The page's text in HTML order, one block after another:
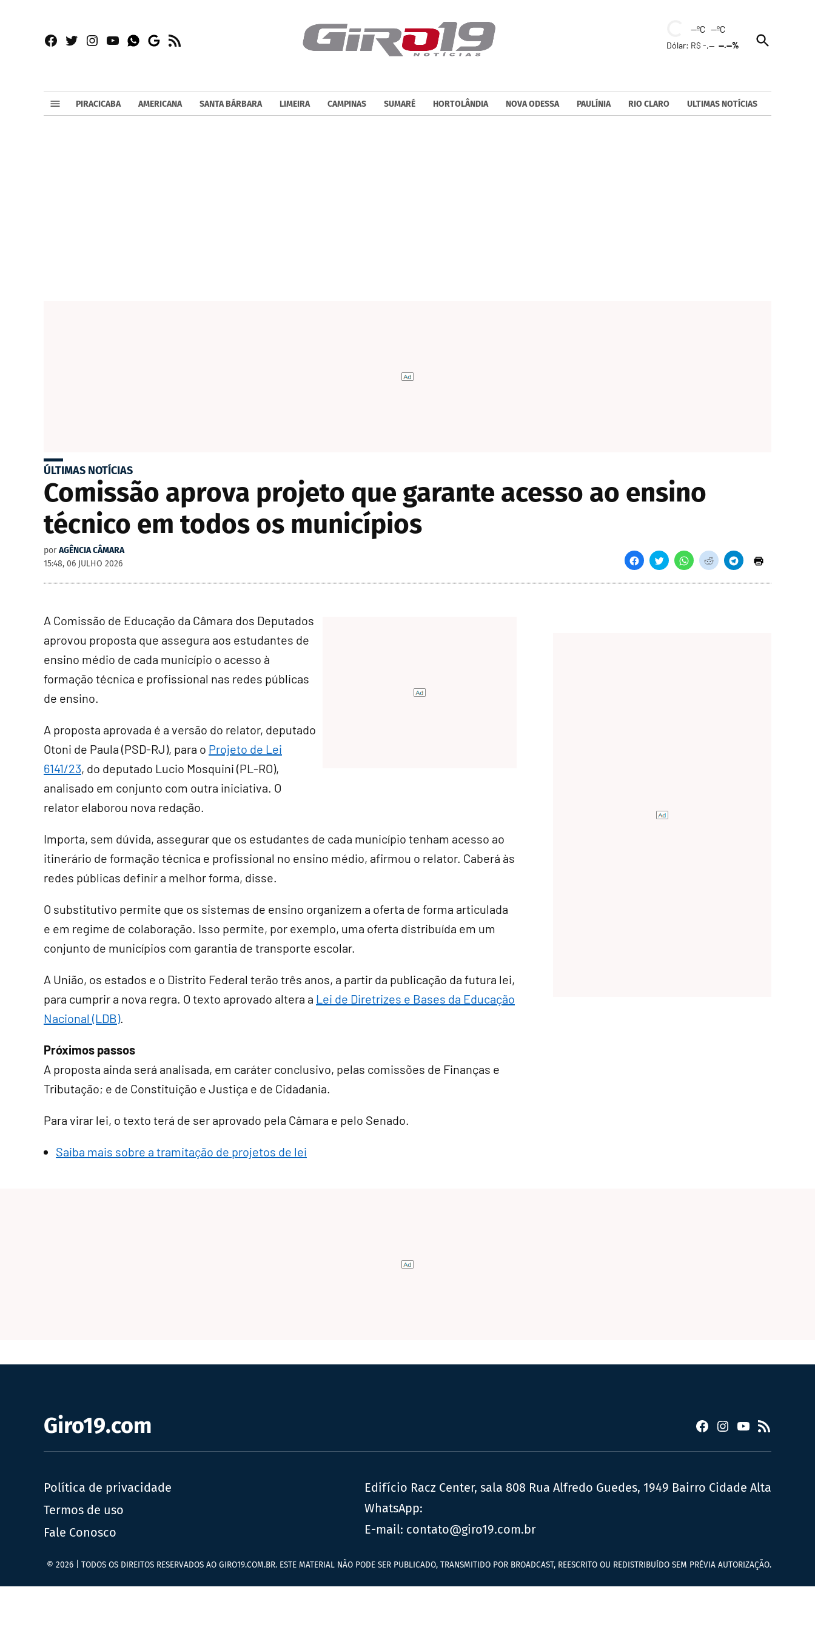
Facebook
TwitterInstagram
YouTubeWhatsapp
Google
RSS
--ºC --ºC
Dólar: R$ -,----.--%
Open
Search
PIRACICABA AMERICANA SANTA BÁRBARA LIMEIRA CAMPINAS SUMARÉ HORTOLÂNDIA NOVA ODESSA PAULÍNIA RIO CLARO ULTIMAS NOTÍCIAS
ÚLTIMAS NOTÍCIAS
Comissão aprova projeto que garante acesso ao ensino
técnico em todos os municípios
por AGÊNCIA CÂMARA
15:48, 06 JULHO 2026
A Comissão de Educação da Câmara dos Deputados
aprovou proposta que assegura aos estudantes de
ensino médio de cada município o acesso à
formação técnica e profissional nas redes públicas
de ensino.
A proposta aprovada é a versão do relator, deputado
Otoni de Paula (PSD-RJ), para o Projeto de Lei
6141/23, do deputado Lucio Mosquini (PL-RO),
analisado em conjunto com outra iniciativa. O
relator elaborou nova redação.
Importa, sem dúvida, assegurar que os estudantes de cada município tenham acesso ao
itinerário de formação técnica e profissional no ensino médio, afirmou o relator. Caberá às
redes públicas definir a melhor forma, disse.
O substitutivo permite que os sistemas de ensino organizem a oferta de forma articulada
e em regime de colaboração. Isso permite, por exemplo, uma oferta distribuída em um
conjunto de municípios com garantia de transporte escolar.
A União, os estados e o Distrito Federal terão três anos, a partir da publicação da futura lei,
para cumprir a nova regra. O texto aprovado altera a Lei de Diretrizes e Bases da Educação
Nacional (LDB).
Próximos passos
A proposta ainda será analisada, em caráter conclusivo, pelas comissões de Finanças e
Tributação; e de Constituição e Justiça e de Cidadania.
Para virar lei, o texto terá de ser aprovado pela Câmara e pelo Senado.
Saiba mais sobre a tramitação de projetos de lei
Giro19.com Facebook
Instagram
YouTube
RSS
Política de privacidade
Termos de uso
Fale Conosco
Edifício Racz Center, sala 808 Rua Alfredo Guedes, 1949 Bairro Cidade Alta
WhatsApp:
E-mail: contato@giro19.com.br
© 2026 | TODOS OS DIREITOS RESERVADOS AO GIRO19.COM.BR. ESTE MATERIAL NÃO PODE SER PUBLICADO, TRANSMITIDO POR BROADCAST, REESCRITO OU REDISTRIBUÍDO SEM PRÉVIA AUTORIZAÇÃO.